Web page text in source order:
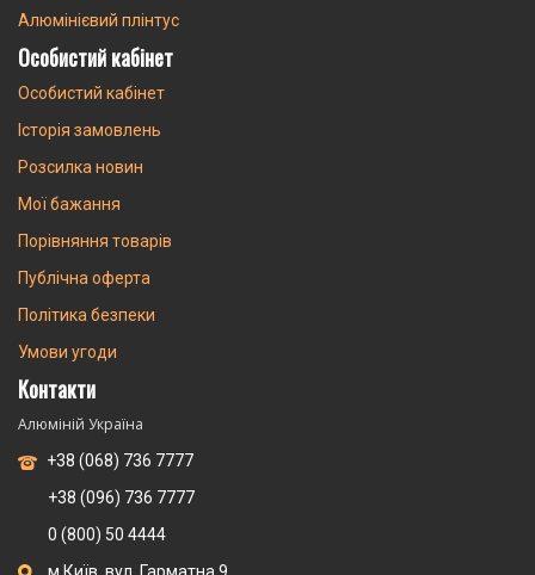
Алюмінієвий плінтус
Особистий кабінет
Особистий кабінет
Історія замовлень
Розсилка новин
Мої бажання
Порівняння товарів
Публічна оферта
Політика безпеки
Умови угоди
Контакти
Алюміній Україна
+38 (068) 736 7777
+38 (096) 736 7777
0 (800) 50 4444